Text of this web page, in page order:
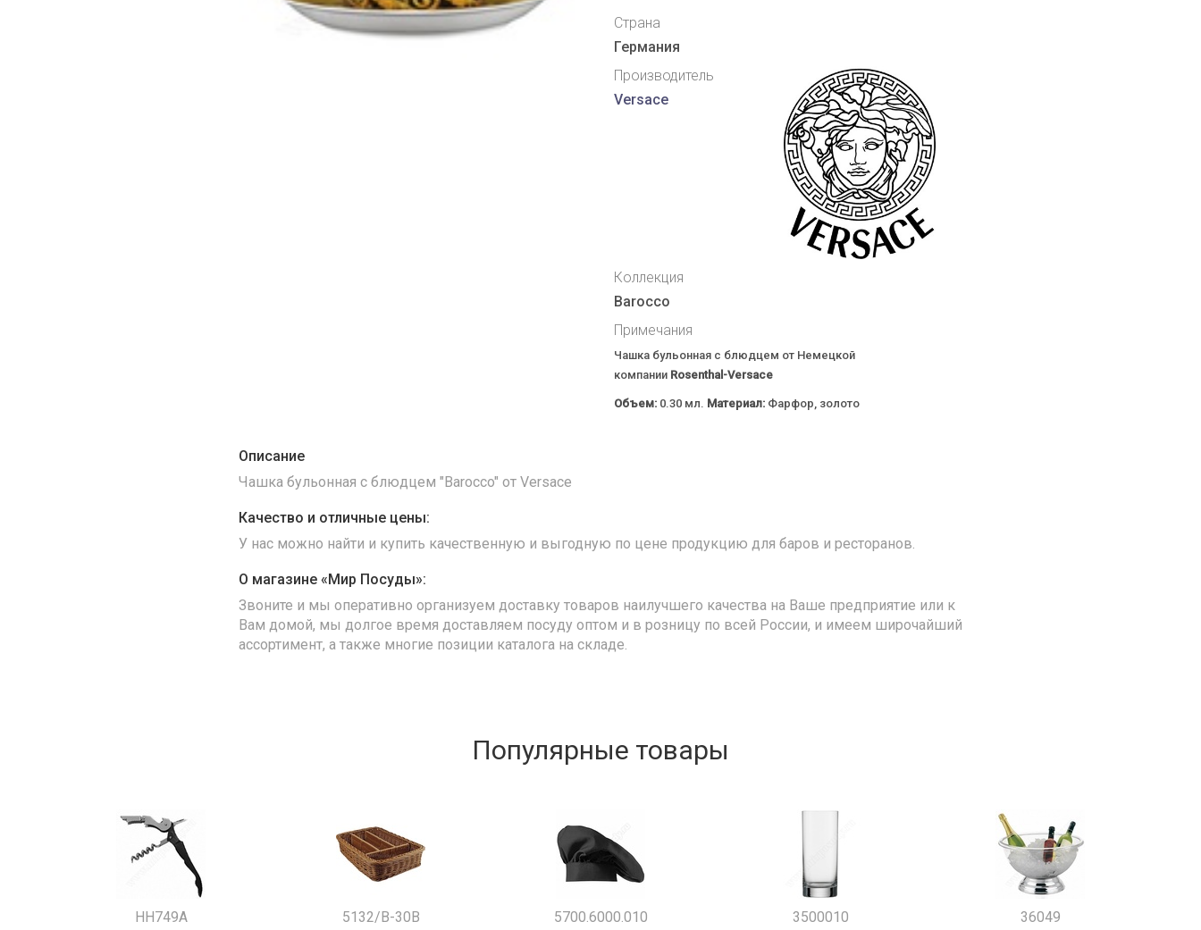
Страна
Германия
Производитель
Versace
Коллекция
Barocco
Примечания
Чашка бульонная с блюдцем от Немецкой
компании Rosenthal-Versace
Объем: 0.30 мл. Материал: Фарфор, золото
Описание
Чашка бульонная с блюдцем "Barocco" от Versace
Качество и отличные цены:
У нас можно найти и купить качественную и выгодную по цене продукцию для баров и ресторанов.
О магазине «Мир Посуды»:
Звоните и мы оперативно организуем доставку товаров наилучшего качества на Ваше предприятие или к
Вам домой, мы долгое время доставляем посуду оптом и в розницу по всей России, и имеем широчайший
ассортимент, а также многие позиции каталога на складе.
Популярные товары
HH749A
5132/B-30B
5700.6000.010
3500010
36049